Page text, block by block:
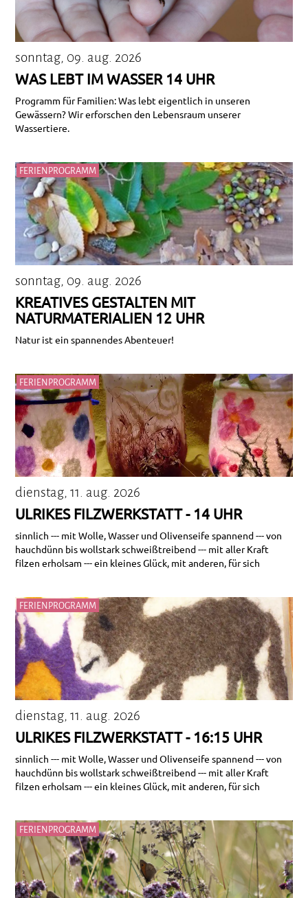
sonntag, 09. aug. 2026
WAS LEBT IM WASSER 14 UHR
Programm für Familien: Was lebt eigentlich in unseren
Gewässern? Wir erforschen den Lebensraum unserer
Wassertiere.
FERIENPROGRAMM
sonntag, 09. aug. 2026
KREATIVES GESTALTEN MIT
NATURMATERIALIEN 12 UHR
Natur ist ein spannendes Abenteuer!
FERIENPROGRAMM
dienstag, 11. aug. 2026
ULRIKES FILZWERKSTATT - 14 UHR
sinnlich --- mit Wolle, Wasser und Olivenseife spannend --- von
hauchdünn bis wollstark schweißtreibend --- mit aller Kraft
filzen erholsam --- ein kleines Glück, mit anderen, für sich
FERIENPROGRAMM
dienstag, 11. aug. 2026
ULRIKES FILZWERKSTATT - 16:15 UHR
sinnlich --- mit Wolle, Wasser und Olivenseife spannend --- von
hauchdünn bis wollstark schweißtreibend --- mit aller Kraft
filzen erholsam --- ein kleines Glück, mit anderen, für sich
FERIENPROGRAMM